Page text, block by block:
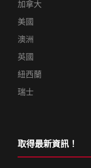
加拿大
美國
澳洲
英國
紐西蘭
瑞士
取得最新資訊！